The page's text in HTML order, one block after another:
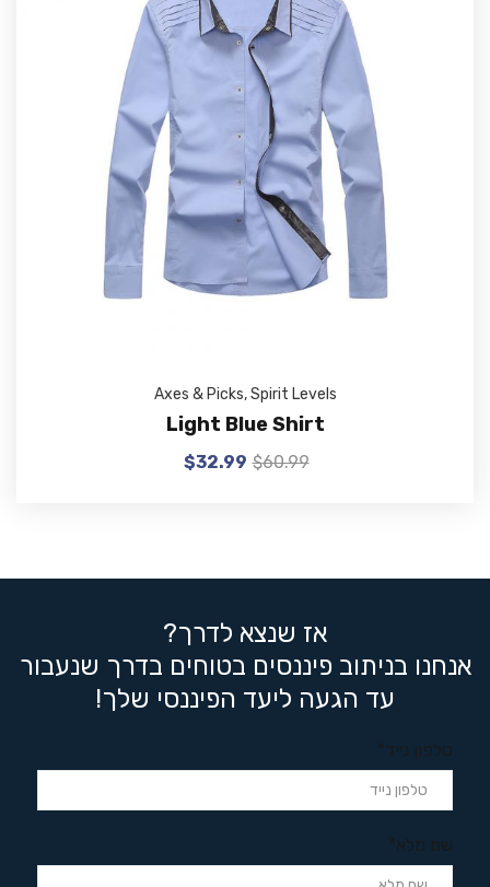
Axes & Picks,Spirit Levels
Light Blue Shirt
$60.99
$32.99
אז שנצא לדרך?
אנחנו בניתוב פיננסים בטוחים בדרך שנעבור
עד הגעה ליעד הפיננסי שלך!
טלפון נייד*
שם מלא*